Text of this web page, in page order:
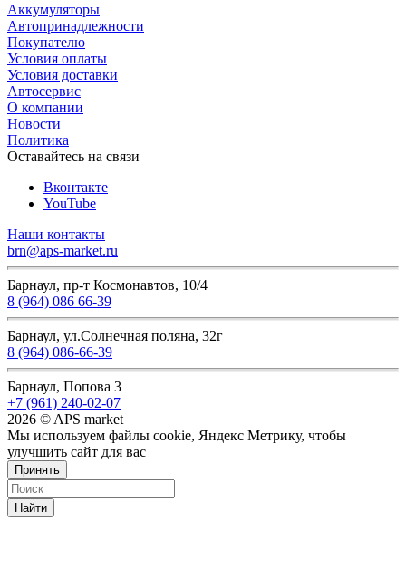
Аккумуляторы
Автопринадлежности
Покупателю
Условия оплаты
Условия доставки
Автосервис
О компании
Новости
Политика
Оставайтесь на связи
Вконтакте
YouTube
Наши контакты
brn@aps-market.ru
Барнаул, пр-т Космонавтов, 10/4
8 (964) 086 66-39
Барнаул, ул.Солнечная поляна, 32г
8 (964) 086-66-39
Барнаул, Попова 3
+7 (961) 240-02-07
2026 © APS market
Мы используем файлы cookie, Яндекс Метрику, чтобы
улучшить сайт для вас
Принять
Найти